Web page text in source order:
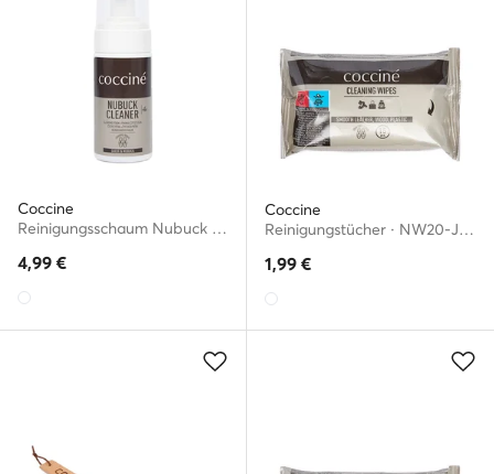
Coccine
Reinigungsschaum Nubuck Cleaner Farblos
4,99 €
Coccine
Reinigungstücher · NW20-J050-9001-J2RN
1,99 €